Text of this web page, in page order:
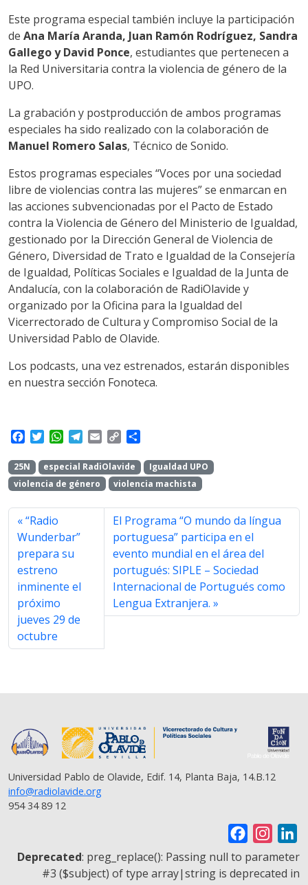
Este programa especial también incluye la participación
de Ana María Aranda, Juan Ramón Rodríguez, Sandra
Gallego y David Ponce, estudiantes que pertenecen a
la Red Universitaria contra la violencia de género de la
UPO.
La grabación y postproducción de ambos programas
especiales ha sido realizado con la colaboración de
Manuel Romero Salas, Técnico de Sonido.
Estos programas especiales “Voces por una sociedad
libre de violencias contra las mujeres” se enmarcan en
las acciones subvencionadas por el Pacto de Estado
contra la Violencia de Género del Ministerio de Igualdad,
gestionado por la Dirección General de Violencia de
Género, Diversidad de Trato e Igualdad de la Consejería
de Igualdad, Políticas Sociales e Igualdad de la Junta de
Andalucía, con la colaboración de RadiOlavide y
organizado por la Oficina para la Igualdad del
Vicerrectorado de Cultura y Compromiso Social de la
Universidad Pablo de Olavide.
Los podcasts, una vez estrenados, estarán disponibles
en nuestra sección Fonoteca.
c
e
b
o
o
k
i
t
t
e
r
W
a
t
s
A
p
l
e
g
r
a
i
l
p
y
L
i
n
k
a
r
e
25N especial RadiOlavide
Igualdad UPO
violencia de género
violencia machista
“Radio
Wunderbar”
prepara su
estreno
inminente el
próximo
jueves 29 de
octubre
El Programa “O mundo da língua
portuguesa” participa en el
evento mundial en el área del
portugués: SIPLE – Sociedad
Internacional de Portugués como
Lengua Extranjera.
Universidad Pablo de Olavide, Edif. 14, Planta Baja, 14.B.12
info@radiolavide.org
954 34 89 12
a
c
n
s
i
n
Deprecated: preg_replace(): Passing null to parameter
#3 ($subject) of type array|string is deprecated in